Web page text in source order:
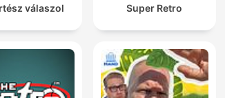
válaszol Super Retro